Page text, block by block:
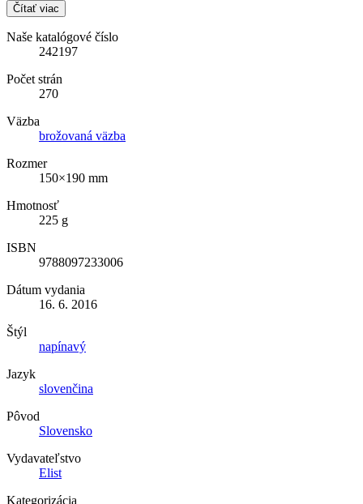
Čítať viac
Naše katalógové číslo
242197
Počet strán
270
Väzba
brožovaná väzba
Rozmer
150×190 mm
Hmotnosť
225 g
ISBN
9788097233006
Dátum vydania
16. 6. 2016
Štýl
napínavý
Jazyk
slovenčina
Pôvod
Slovensko
Vydavateľstvo
Elist
Kategorizácia